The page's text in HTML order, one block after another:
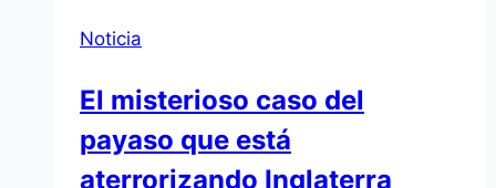
Noticia
El misterioso caso del
payaso que está
aterrorizando Inglaterra